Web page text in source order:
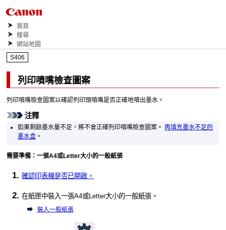
首頁
搜尋
網站地圖
S406
列印噴嘴檢查圖案
列印噴嘴檢查圖案以確認列印頭噴嘴是否正確地噴出墨水。
注釋
如果剩餘墨水量不足，將不會正確列印噴嘴檢查圖案。 再填充墨水不足的
墨水盒 。
需要準備：一張A4或Letter大小的一般紙張
確認印表機是否已開啟。
在紙匣中裝入一張A4或Letter大小的一般紙張。
裝入一般紙張